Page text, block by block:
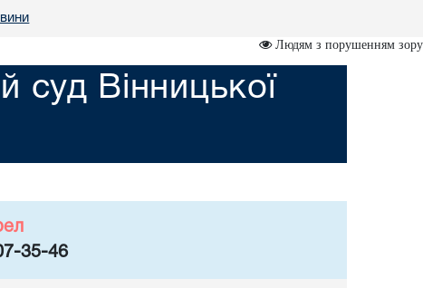
Людям з порушенням зору
суд Вінницької
35-46